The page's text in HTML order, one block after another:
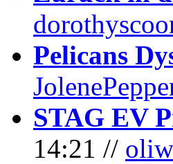
Pelicans
STAG EV
14:21 //